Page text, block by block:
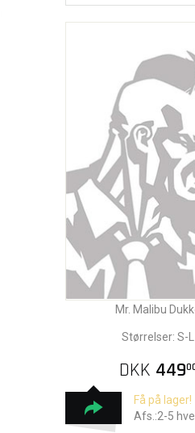
Mr. Malibu
Størrelser: S-L
DKK 449
Få på lager!
Afs.:2-5